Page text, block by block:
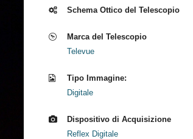
Schema Ottico del Telescopio
Marca del Telescopio
Televue
Tipo Immagine:
Digitale
Dispositivo di Acquisizione
Reflex Digitale